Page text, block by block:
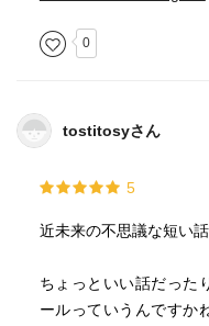
0
tostitosyさん
5
近未来の不思議な短い話
ちょっといい話だった
ールっていうんですか